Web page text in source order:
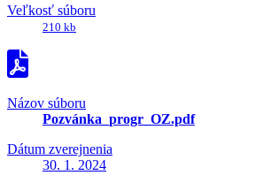
Veľkosť súboru
210 kb
Názov súboru
Pozvánka_progr_OZ.pdf
Dátum zverejnenia
30. 1. 2024